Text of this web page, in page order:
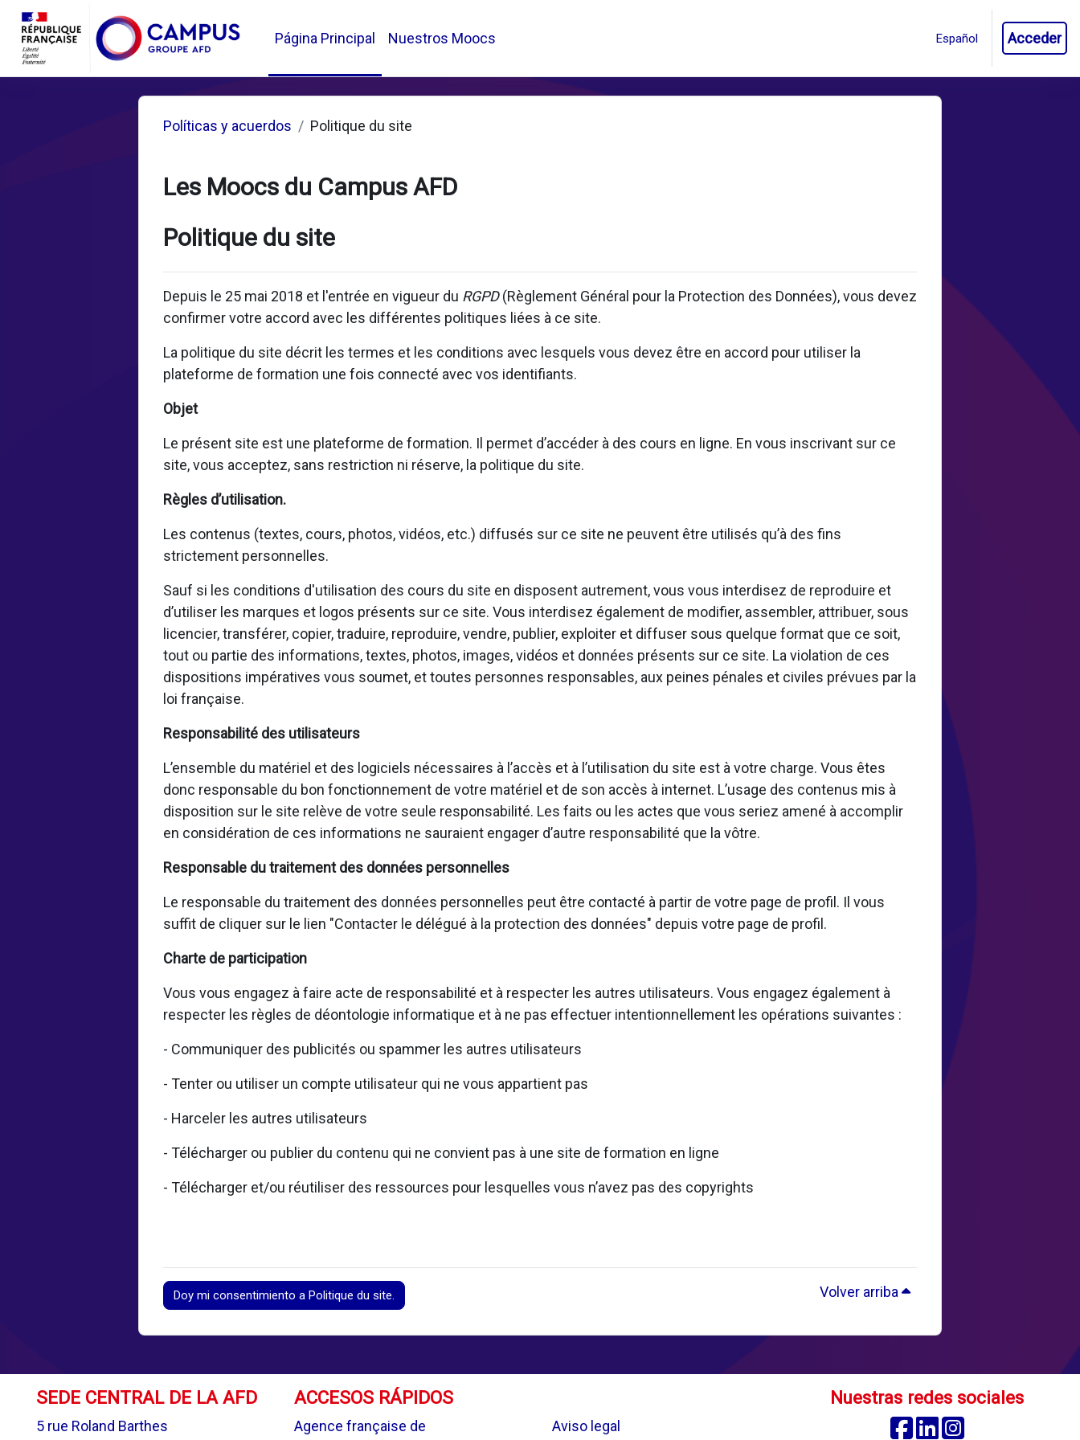
Salta al contenido principal
Página Principal
Nuestros Moocs Acceder
Políticas y acuerdos Politique du site
Les Moocs du Campus AFD
Politique du site
Depuis le 25 mai 2018 et l'entrée en vigueur du RGPD(Règlement Général pour la Protection des Données), vous devez
confirmer votre accord avec les différentes politiques liées à ce site.
La politique du site décrit les termes et les conditions avec lesquels vous devez être en accord pour utiliser la
plateforme de formation une fois connecté avec vos identifiants.
Objet
Le présent site est une plateforme de formation. Il permet d’accéder à des cours en ligne. En vous inscrivant sur ce
site, vous acceptez, sans restriction ni réserve, la politique du site.
Règles d’utilisation.
Les contenus (textes, cours, photos, vidéos, etc.) diffusés sur ce site ne peuvent être utilisés qu’à des fins
strictement personnelles.
Sauf si les conditions d'utilisation des cours du site en disposent autrement, vous vous interdisez de reproduire et
d’utiliser les marques et logos présents sur ce site. Vous interdisez également de modifier, assembler, attribuer, sous
licencier, transférer, copier, traduire, reproduire, vendre, publier, exploiter et diffuser sous quelque format que ce soit,
tout ou partie des informations, textes, photos, images, vidéos et données présents sur ce site. La violation de ces
dispositions impératives vous soumet, et toutes personnes responsables, aux peines pénales et civiles prévues par la
loi française.
Responsabilité des utilisateurs
L’ensemble du matériel et des logiciels nécessaires à l’accès et à l’utilisation du site est à votre charge. Vous êtes
donc responsable du bon fonctionnement de votre matériel et de son accès à internet. L’usage des contenus mis à
disposition sur le site relève de votre seule responsabilité. Les faits ou les actes que vous seriez amené à accomplir
en considération de ces informations ne sauraient engager d’autre responsabilité que la vôtre.
Responsable du traitement des données personnelles
Le responsable du traitement des données personnelles peut être contacté à partir de votre page de profil. Il vous
suffit de cliquer sur le lien "Contacter le délégué à la protection des données" depuis votre page de profil.
Charte de participation
Vous vous engagez à faire acte de responsabilité et à respecter les autres utilisateurs. Vous engagez également à
respecter les règles de déontologie informatique et à ne pas effectuer intentionnellement les opérations suivantes :
- Communiquer des publicités ou spammer les autres utilisateurs
- Tenter ou utiliser un compte utilisateur qui ne vous appartient pas
- Harceler les autres utilisateurs
- Télécharger ou publier du contenu qui ne convient pas à une site de formation en ligne
- Télécharger et/ou réutiliser des ressources pour lesquelles vous n’avez pas des copyrights
Doy mi consentimiento a Politique du site. Volver arriba
SEDE CENTRAL DE LA AFD
5 rue Roland Barthes
ACCESOS RÁPIDOS
Agence française de
Aviso legal
Nuestras redes sociales
FacebookLinkedin